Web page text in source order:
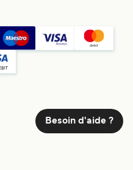
Besoin d'aide ?